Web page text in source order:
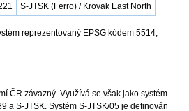
S-JTSK (Ferro) / Krovak East North
reprezentovaný EPSG kódem 5514,
ČR závazný. Využívá se však jako systém
a S-JTSK. Systém S-JTSK/05 je definován